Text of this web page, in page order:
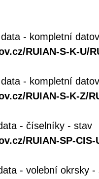
- kompletní
RUIAN-S-K-U/
- kompletní
RUIAN-S-K-Z/
- číselníky - stav
RUIAN-SP-CIS-
- volební okrsky -